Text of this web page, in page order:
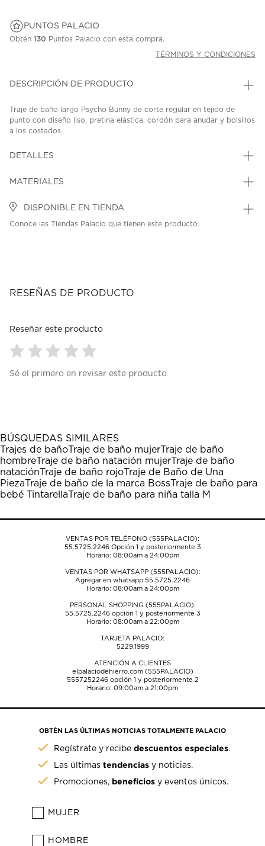
PUNTOS PALACIO
Obtén 130 Puntos Palacio con esta compra.
TÉRMINOS Y CONDICIONES
DESCRIPCIÓN DE PRODUCTO
Traje de baño largo Psycho Bunny de corte regular en tejido de
punto con diseño liso, pretina elástica, cordón para anudar y bolsillos
a los costados.
DETALLES
MATERIALES
DISPONIBLE EN TIENDA
Conoce las Tiendas Palacio que tienen este producto.
RESEÑAS DE PRODUCTO
Reseñar este producto
para
1
estrella
Esta
acción
abrirá
el
formulario
envío.
para
estrellas.
Esta
acción
abrirá
el
formulario
envío.
para
estrellas.
Esta
acción
abrirá
el
formulario
envío.
para
estrellas.
Esta
acción
abrirá
el
formulario
envío.
para
estrellas.
Esta
acción
abrirá
el
formulario
envío.
Sé el primero en revisar este producto
BÚSQUEDAS SIMILARES
Trajes de bañoTraje de baño mujerTraje de baño
hombreTraje de baño natación mujerTraje de baño
nataciónTraje de baño rojoTraje de Baño de Una
PiezaTraje de baño de la marca BossTraje de baño para
bebé TintarellaTraje de baño para niña talla M
VENTAS POR TELÉFONO (555PALACIO):
55.5725.2246Opción 1 y posteriormente 3
Horario: 08:00am a 24:00pm
VENTAS POR WHATSAPP (555PALACIO):
Agregar en whatsapp 55.5725.2246
Horario: 08:00am a 24:00pm
PERSONAL SHOPPING (555PALACIO):
55.5725.2246opción 1 y posteriormente 3
Horario: 08:00am a 22:00pm
TARJETA PALACIO:
5229.1999
ATENCIÓN A CLIENTES
elpalaciodehierro.com (555PALACIO)
5557252246opción 1 y posteriormente 2
Horario: 09:00am a 21:00pm
OBTÉN LAS ÚLTIMAS NOTICIAS TOTALMENTE PALACIO
Regístrate y recibedescuentos especiales.
Las últimastendencias y noticias.
Promociones, beneficios y eventos únicos.
MUJER
HOMBRE